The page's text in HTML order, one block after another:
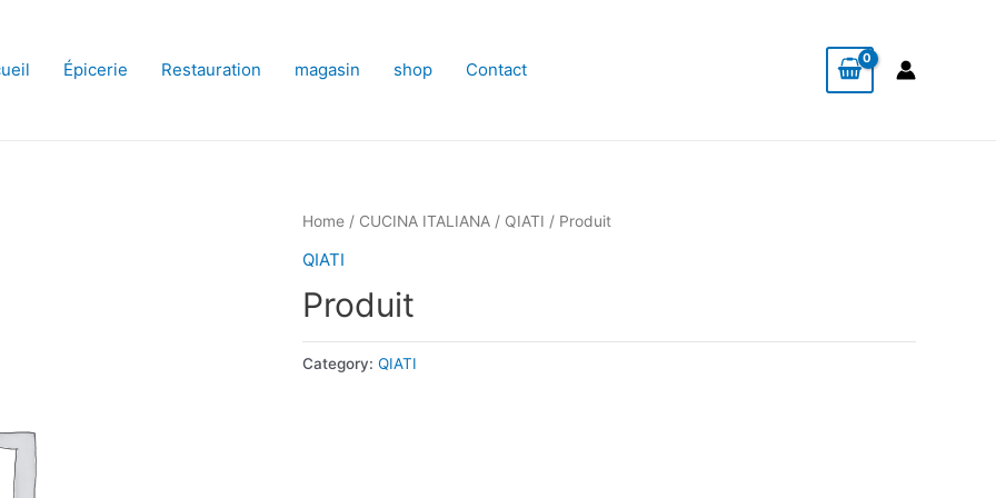
Épicerie Restauration magasin shop Contact
Home / CUCINA ITALIANA / QIATI / Produit
QIATI
Produit
Category: QIATI